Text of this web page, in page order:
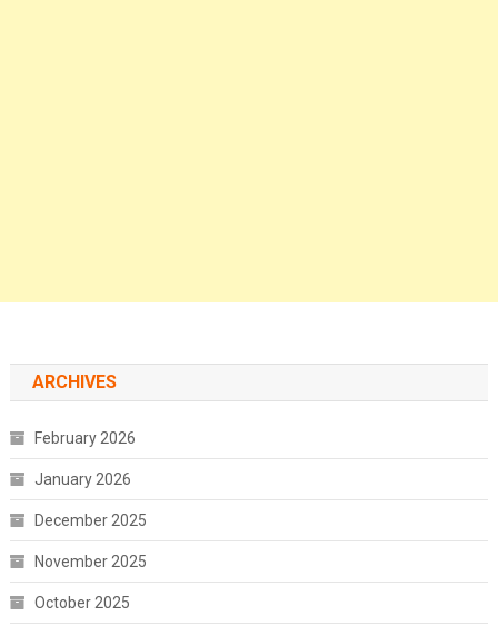
ARCHIVES
February 2026
January 2026
December 2025
November 2025
October 2025